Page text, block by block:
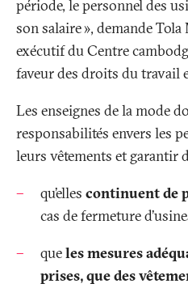
période, le personnel des
son salaire», demande
exécutif du Centre
faveur des droits du travail
Les enseignes de la mode
responsabilités envers les
leurs vêtements et garantir
qu’elles continuent de
cas de fermeture
queles mesures
prises, que des